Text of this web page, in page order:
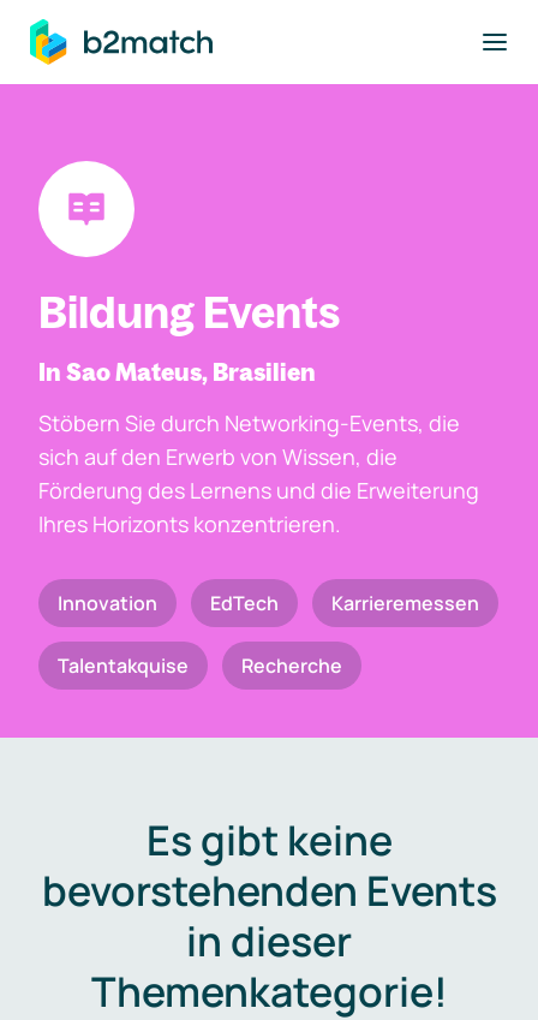
springen
Bildung Events
In Sao Mateus, Brasilien
Stöbern Sie durch Networking-Events, die
sich auf den Erwerb von Wissen, die
Förderung des Lernens und die Erweiterung
Ihres Horizonts konzentrieren.
Innovation EdTech Karrieremessen
Talentakquise Recherche
Es gibt keine
bevorstehenden Events
in dieser
Themenkategorie!